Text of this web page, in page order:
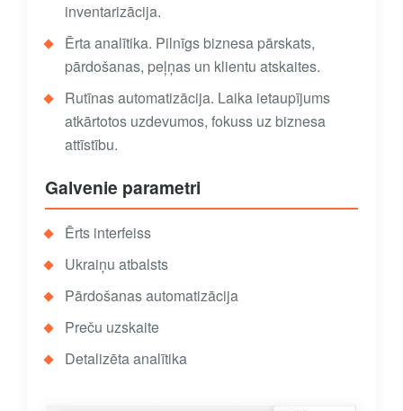
inventarizācija.
Ērta analītika. Pilnīgs biznesa pārskats,
pārdošanas, peļņas un klientu atskaites.
Rutīnas automatizācija. Laika ietaupījums
atkārtotos uzdevumos, fokuss uz biznesa
attīstību.
Galvenie parametri
Ērts interfeiss
Ukraiņu atbalsts
Pārdošanas automatizācija
Preču uzskaite
Detalizēta analītika